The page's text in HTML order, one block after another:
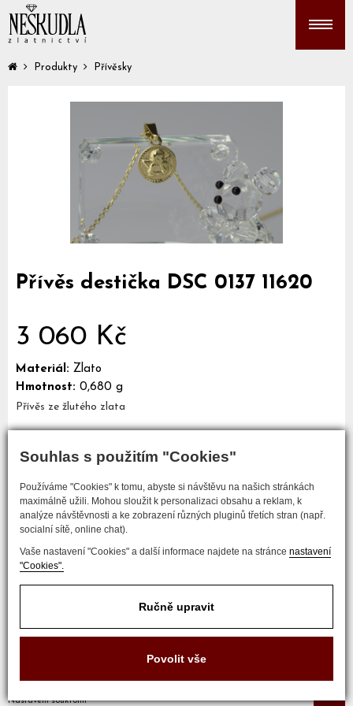
Souhlas s použitím "Cookies"
Používáme "Cookies" k tomu, abyste si návštěvu na našich stránkách
maximálně užili. Mohou sloužit k personalizaci obsahu a reklam, k
analýze návštěvnosti a ke zobrazení různých pluginů třetích stran (např.
socialní sítě, online chat).
Vaše nastavení "Cookies" a další informace najdete na stránce nastavení
"Cookies".
Ručně upravit
Povolit vše
Produkty Přívěsky
Přívěs destička DSC 0137 11620
3 060 Kč
Materiál: Zlato
Hmotnost: 0,680 g
Přívěs ze žlutého zlata
Mám zájem o tento šperk
COPYRIGHT © 2017 ZLATNICTVÍ NEŠKUDLA
Nastavení soukromí